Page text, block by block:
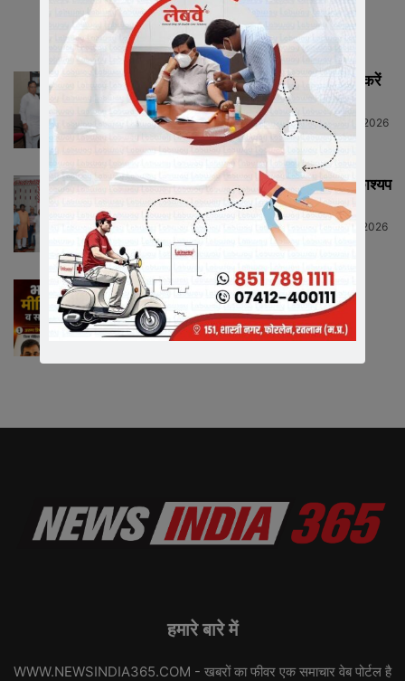
संबंधित लेख
मीडिया में संगठन को सशक्त रूप से प्रस्तुत करें
मीडिया प्रभारी...
HIGHLIGHTS Neeraj Barmecha - July 13, 2026
राष्ट्रीय कार्याध्यक्ष व कैबिनेट मंत्री चेतन्य काश्यप
ने किया क्रीड़ा-भारती की...
HIGHLIGHTS Neeraj Barmecha July 12, 2026
भारतीय जनता पार्टी रतलाम जिले में नई
जिम्मेदारियों का ऐलान, ...
BREAKING NEWS Neeraj Barmecha -
हमारे बारे में
WWW.NEWSINDIA365.COM - खबरों का फीवर एक समाचार वेब पोर्टल है